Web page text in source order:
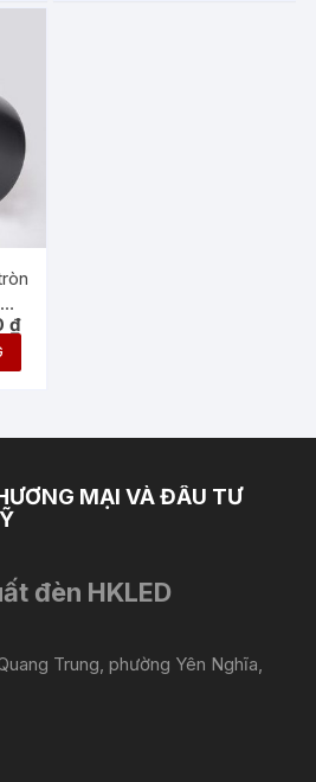
₫Giá
hiện
là:
MẠI VÀ ĐẦU TƯ
đèn HKLED
Trung, phường Yên Nghĩa,